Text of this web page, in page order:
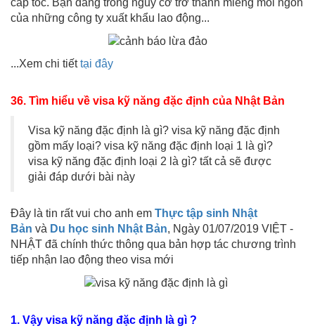
cấp tốc. Bạn đang trong nguy cơ trở thành miếng mồi ngon
của những công ty xuất khẩu lao động...
...Xem chi tiếttại đây
36. Tìm hiểu về visa kỹ năng đặc định của Nhật Bản
Visa kỹ năng đặc định là gì? visa kỹ năng đặc định
gồm mấy loại? visa kỹ năng đặc định loại 1 là gì?
visa kỹ năng đặc định loại 2 là gì? tất cả sẽ được
giải đáp dưới bài này
Đây là tin rất vui cho anh em Thực tập sinh Nhật
Bản và Du học sinh Nhật Bản, Ngày 01/07/2019 VIỆT -
NHẬT đã chính thức thông qua bản hợp tác chương trình
tiếp nhận lao động theo visa mới
1. Vậy visa kỹ năng đặc định là gì ?